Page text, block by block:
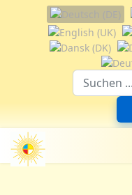
Sprache auswählen